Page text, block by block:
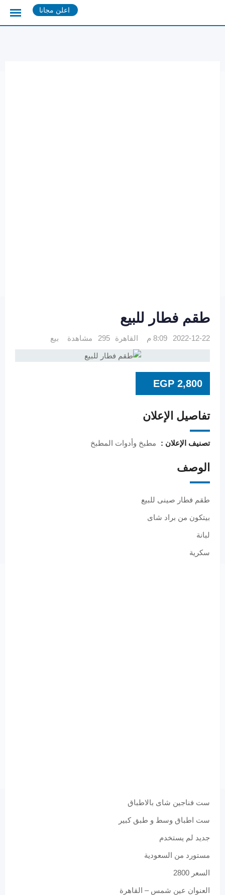
اعلن مجانا
طقم فطار للبيع
2022-12-22 8:09 م القاهرة 295 مشاهدة بيع
EGP 2,800
تفاصيل الإعلان
تصنيف الإعلان : مطبخ وأدوات المطبخ
الوصف
طقم فطار صينى للبيع
بيتكون من براد شاى
لبانة
سكرية
ست فناجين شاى بالاطباق
ست اطباق وسط و طبق كبير
جديد لم يستخدم
مستورد من السعودية
السعر 2800
العنوان عين شمس – القاهرة